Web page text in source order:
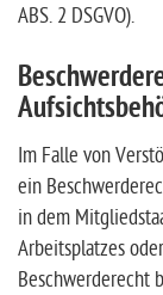
ABS. 2 DSGVO).
Im Falle von
ein
in dem
Arbeitsplatzes
Beschwerderecht